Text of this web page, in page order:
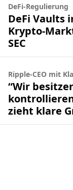
DeFi-Regulierung
DeFi Vaults
Krypto-
SEC
Ripple-CEO mit
“Wir
zieht klare